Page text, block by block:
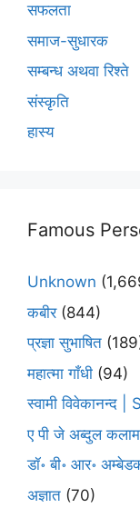
सफलता
समाज-सुधारक
सम्बन्ध अथवा रिश्ते
संस्कृति
हास्य
Famous
Unknown
कबीर(844)
प्रज्ञा सुभाषित
महात्मा गाँधी (94)
स्वामी
ए पी जे अब्दुल कलाम
डॉ॰ बी॰ आर॰
अज्ञात (70)